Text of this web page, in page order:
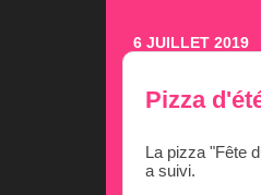
6 JUILLET 2019
Pizza
La pizza "Fête
a suivi.